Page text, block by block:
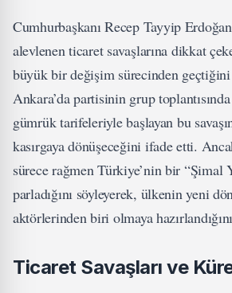
Cumhurbaşkanı Recep Tayyip
alevlenen ticaret savaşlarına dikkat
büyük bir değişim sürecinden geçtiğini
Ankara’da partisinin grup
gümrük tarifeleriyle başlayan bu
kasırgaya dönüşeceğini ifade etti.
sürece rağmen Türkiye’nin bir “Şimal
parladığını söyleyerek, ülkenin yeni
aktörlerinden biri olmaya
Ticaret Savaşları ve